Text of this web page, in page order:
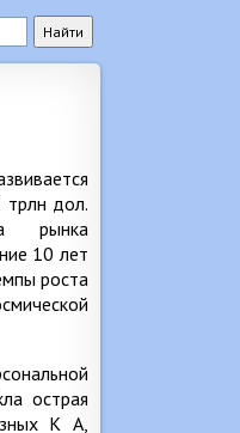
трлн дол.
рынка
10 лет
роста
острая
К А,